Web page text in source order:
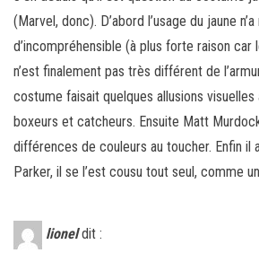
(Marvel, donc). D’abord l’usage du jaune
d’incompréhensible (à plus forte raison car
n’est finalement pas très différent de
costume faisait quelques allusions
boxeurs et catcheurs. Ensuite Matt
différences de couleurs au toucher. Enfin
Parker, il se l’est cousu tout seul, comme
lionel dit :